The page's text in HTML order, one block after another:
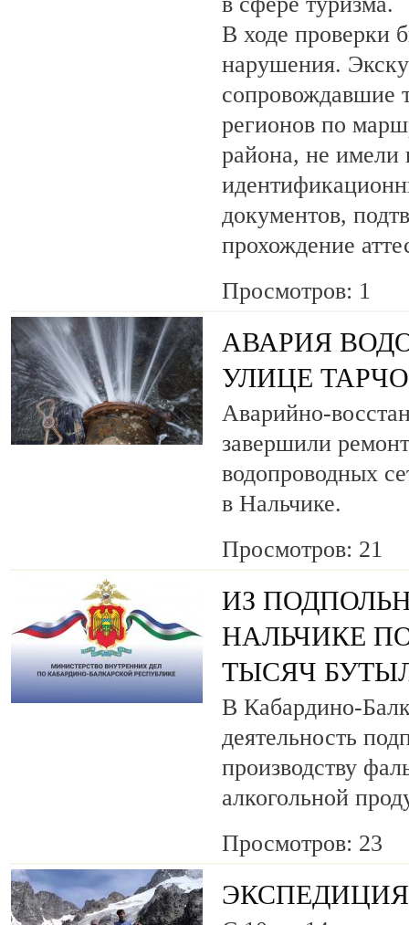
В ходе проверки
нарушения.
сопровождавшие
регионов по
района, не имели
документов,
прохождение
Просмотров: 1
АВАРИЯ
УЛИЦЕ
Аварийно-
завершили
водопроводных
в Нальчике.
Просмотров: 21
ИЗ
НАЛЬЧИКЕ
ТЫСЯЧ
В Кабардино-
деятельность
производству
алкогольной
Просмотров: 23